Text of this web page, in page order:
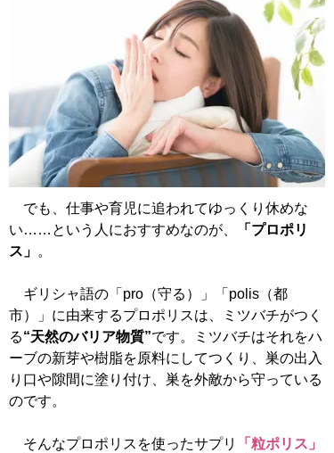
でも、仕事や育児に追われてゆっくり休めな
い……という人におすすめなのが、
「プロポリ
ス」 。
ギリシャ語の「pro（守る）」「polis（都
市）」に由来するプロポリスは、ミツバチがつく
る“天然のバリア物質”です。ミツバチはそれをハ
ーブの新芽や樹脂を原料にしてつくり、巣の出入
り口や隙間に塗り付け、巣を外敵から守っている
のです。
そんなプロポリスを使ったサプリ
「粒ポリス」